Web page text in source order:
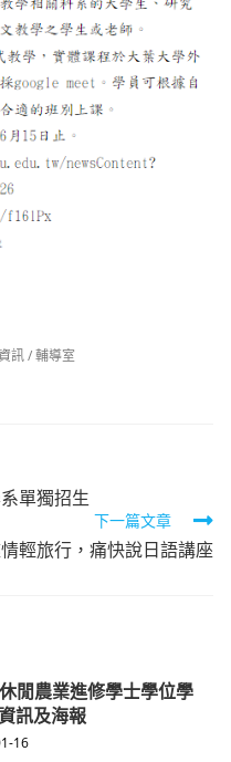
訊/輔導室
單獨招生
下一篇文章
輕旅行，痛快說日語講座
閒農業進修學士學位學
訊及海報
16